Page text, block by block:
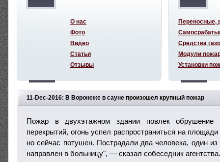
11-Dec-2016: В Воронеже в сауне произошел крупный пожар
Пожар в двухэтажном здании повлек обрушение
перекрытий, огонь успел распространиться на
но сейчас потушен. Пострадали два человека, один из
направлен в больницу", — сказал собеседник агентства.
О нас
Фото
Видео
Статьи
Отзывы
Переносные,
Средства
Модули
Установки